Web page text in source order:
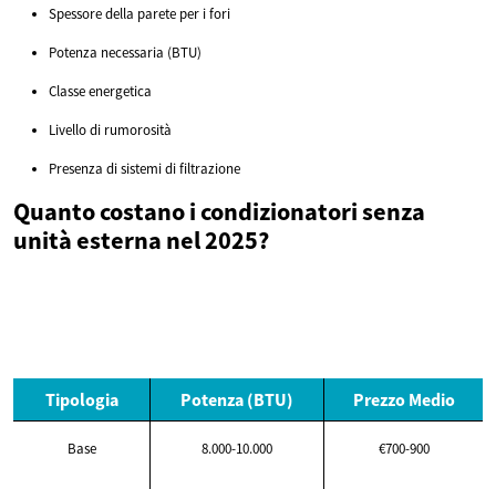
Spessore della parete per i fori
Potenza necessaria (BTU)
Classe energetica
Livello di rumorosità
Presenza di sistemi di filtrazione
Quanto costano i condizionatori senza
unità esterna nel 2025?
Tipologia Potenza (BTU) Prezzo Medio
Base 8.000-10.000 €700-900